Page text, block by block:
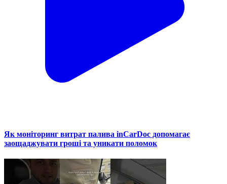
Як моніторинг витрат палива inCarDoc допомагає
заощаджувати гроші та уникати поломок